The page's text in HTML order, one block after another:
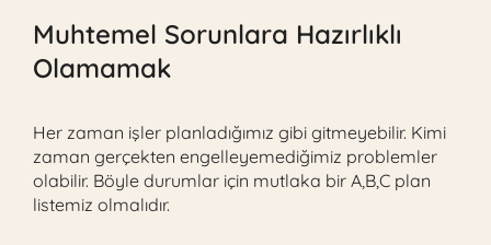
Muhtemel Sorunlara Hazırlıklı
Olamamak
Her zaman işler planladığımız gibi gitmeyebilir. Kimi
zaman gerçekten engelleyemediğimiz problemler
olabilir. Böyle durumlar için mutlaka bir A,B,C plan
listemiz olmalıdır.